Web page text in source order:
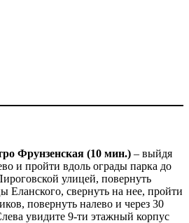
Фрунзенская (10 мин.) – выйдя
и пройти вдоль ограды парка до
улицей, повернуть
Еланского, свернуть на нее, пройти
повернуть налево и через 30
увидите 9-ти этажный корпус